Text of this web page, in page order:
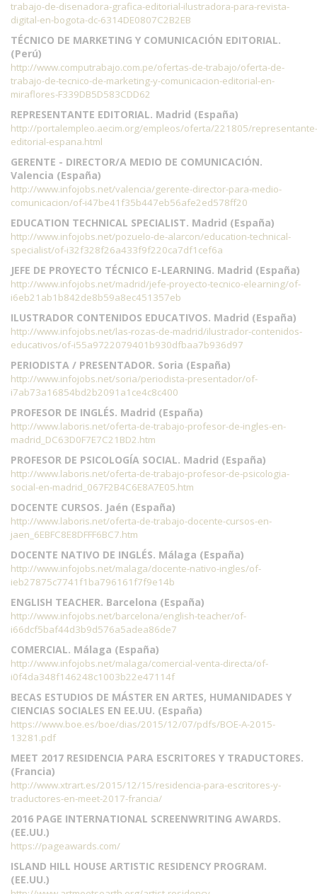
trabajo-de-disenadora-grafica-editorial-ilustradora-para-revista-
digital-en-bogota-dc-6314DE0807C2B2EB
TÉCNICO DE MARKETING Y COMUNICACIÓN EDITORIAL.
(Perú)
http://www.computrabajo.com.pe/ofertas-de-trabajo/oferta-de-
trabajo-de-tecnico-de-marketing-y-comunicacion-editorial-en-
miraflores-F339DB5D583CDD62
REPRESENTANTE EDITORIAL. Madrid (España)
http://portalempleo.aecim.org/empleos/oferta/221805/representante-
editorial-espana.html
GERENTE - DIRECTOR/A MEDIO DE COMUNICACIÓN.
Valencia (España)
http://www.infojobs.net/valencia/gerente-director-para-medio-
comunicacion/of-i47be41f35b447eb56afe2ed578ff20
EDUCATION TECHNICAL SPECIALIST. Madrid (España)
http://www.infojobs.net/pozuelo-de-alarcon/education-technical-
specialist/of-i32f328f26a433f9f220ca7df1cef6a
JEFE DE PROYECTO TÉCNICO E-LEARNING. Madrid (España)
http://www.infojobs.net/madrid/jefe-proyecto-tecnico-elearning/of-
i6eb21ab1b842de8b59a8ec451357eb
ILUSTRADOR CONTENIDOS EDUCATIVOS. Madrid (España)
http://www.infojobs.net/las-rozas-de-madrid/ilustrador-contenidos-
educativos/of-i55a9722079401b930dfbaa7b936d97
PERIODISTA / PRESENTADOR. Soria (España)
http://www.infojobs.net/soria/periodista-presentador/of-
i7ab73a16854bd2b2091a1ce4c8c400
PROFESOR DE INGLÉS. Madrid (España)
http://www.laboris.net/oferta-de-trabajo-profesor-de-ingles-en-
madrid_DC63D0F7E7C21BD2.htm
PROFESOR DE PSICOLOGÍA SOCIAL. Madrid (España)
http://www.laboris.net/oferta-de-trabajo-profesor-de-psicologia-
social-en-madrid_067F2B4C6E8A7E05.htm
DOCENTE CURSOS. Jaén (España)
http://www.laboris.net/oferta-de-trabajo-docente-cursos-en-
jaen_6EBFC8E8DFFF6BC7.htm
DOCENTE NATIVO DE INGLÉS. Málaga (España)
http://www.infojobs.net/malaga/docente-nativo-ingles/of-
ieb27875c7741f1ba796161f7f9e14b
ENGLISH TEACHER. Barcelona (España)
http://www.infojobs.net/barcelona/english-teacher/of-
i66dcf5baf44d3b9d576a5adea86de7
COMERCIAL. Málaga (España)
http://www.infojobs.net/malaga/comercial-venta-directa/of-
i0f4da348f146248c1003b22e47114f
BECAS ESTUDIOS DE MÁSTER EN ARTES, HUMANIDADES Y
CIENCIAS SOCIALES EN EE.UU. (España)
https://www.boe.es/boe/dias/2015/12/07/pdfs/BOE-A-2015-
13281.pdf
MEET 2017 RESIDENCIA PARA ESCRITORES Y TRADUCTORES.
(Francia)
http://www.xtrart.es/2015/12/15/residencia-para-escritores-y-
traductores-en-meet-2017-francia/
2016 PAGE INTERNATIONAL SCREENWRITING AWARDS.
(EE.UU.)
https://pageawards.com/
ISLAND HILL HOUSE ARTISTIC RESIDENCY PROGRAM.
(EE.UU.)